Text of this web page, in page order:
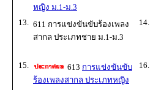
หญิง ม.1-ม.3
13. 611 การแข่งขันขับร้องเพลง
สากล ประเภทชาย ม.1-ม.3
14.
15.
613 การแข่งขันขับ
ร้องเพลงสากล ประเภทหญิง
16.